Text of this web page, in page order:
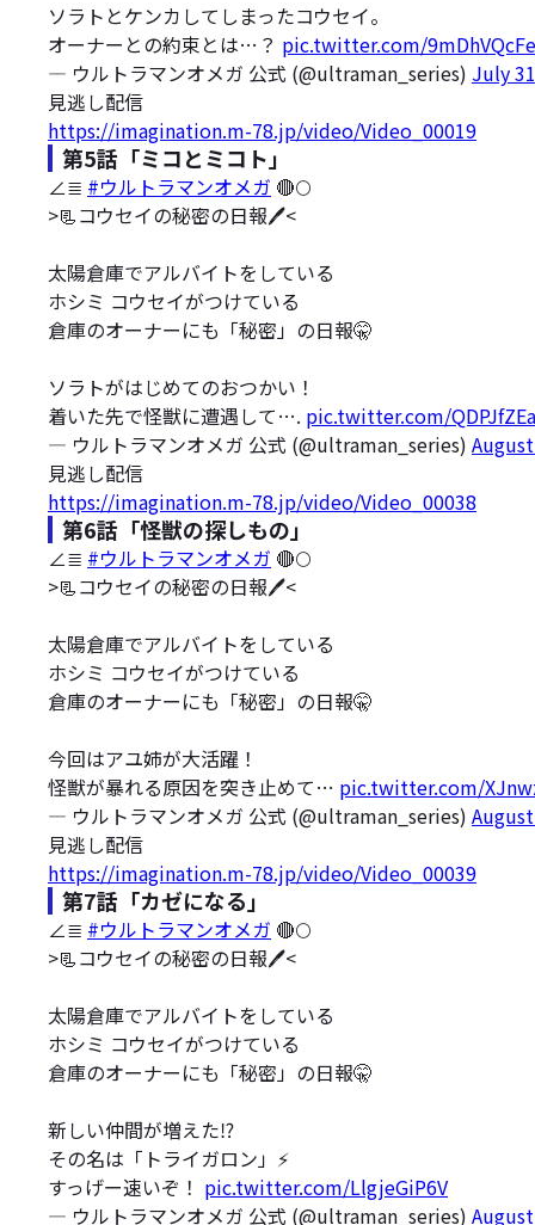
ソラトとケンカしてしまったコウセイ。
オーナーとの約束とは…？ pic.twitter.com/
— ウルトラマンオメガ 公式 (@ultraman_series) July
見逃し配信
https://imagination.m-78.jp/video/Video_00019
第5話「ミコとミコト」
∠≣ #ウルトラマンオメガ 🔴🌕
>📃コウセイの秘密の日報🖊️<
太陽倉庫でアルバイトをしている
ホシミ コウセイがつけている
倉庫のオーナーにも「秘密」の日報🤫
ソラトがはじめてのおつかい！
着いた先で怪獣に遭遇して…. pic.twitter.com/
— ウルトラマンオメガ 公式 (@ultraman_series)
見逃し配信
https://imagination.m-78.jp/video/Video_00038
第6話「怪獣の探しもの」
∠≣ #ウルトラマンオメガ 🔴🌕
>📃コウセイの秘密の日報🖊️<
太陽倉庫でアルバイトをしている
ホシミ コウセイがつけている
倉庫のオーナーにも「秘密」の日報🤫
今回はアユ姉が大活躍！
怪獣が暴れる原因を突き止めて… pic.twitter.com/
— ウルトラマンオメガ 公式 (@ultraman_series)
見逃し配信
https://imagination.m-78.jp/video/Video_00039
第7話「カゼになる」
∠≣ #ウルトラマンオメガ 🔴🌕
>📃コウセイの秘密の日報🖊️<
太陽倉庫でアルバイトをしている
ホシミ コウセイがつけている
倉庫のオーナーにも「秘密」の日報🤫
新しい仲間が増えた⁉
その名は「トライガロン」⚡
すっげー速いぞ！ pic.twitter.com/LlgjeGiP6V
— ウルトラマンオメガ 公式 (@ultraman_series)